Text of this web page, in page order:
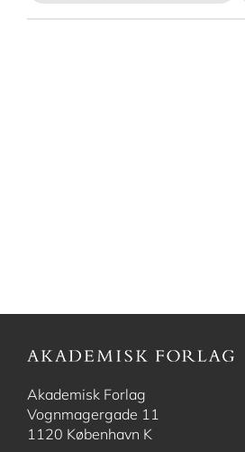
Akademisk Forlag
Vognmagergade 11
1120 København K